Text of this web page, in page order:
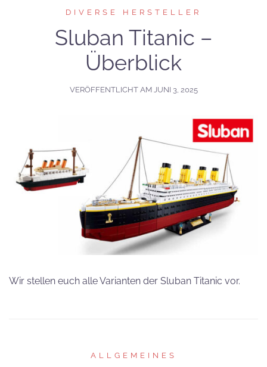
DIVERSE HERSTELLER
Sluban Titanic –
Überblick
VERÖFFENTLICHT AM JUNI 3, 2025
Wir stellen euch alle Varianten der Sluban Titanic vor.
ALLGEMEINES